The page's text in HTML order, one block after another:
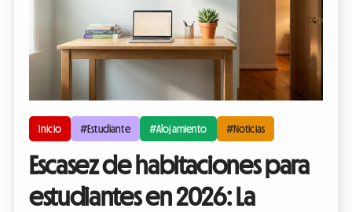
Inicio #Estudiante #Alojamiento #Noticias
Escasez de habitaciones para
estudiantes en 2026: La